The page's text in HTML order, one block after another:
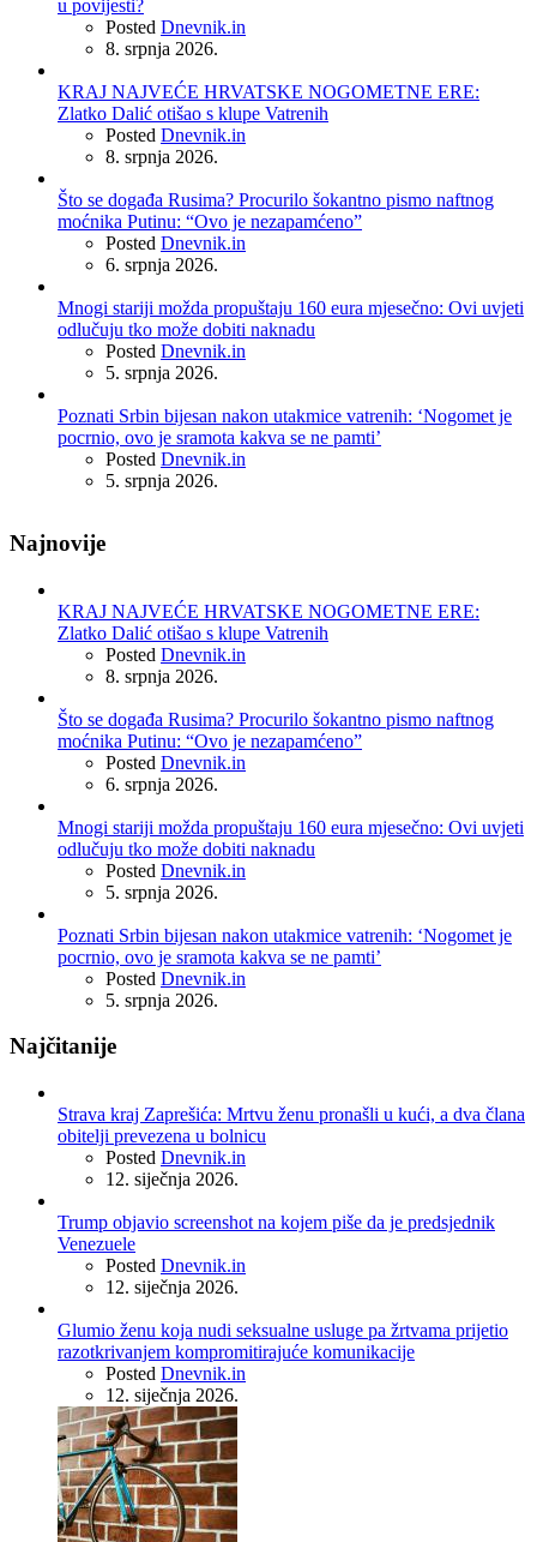
u povijesti?
Posted Dnevnik.in
8. srpnja 2026.
KRAJ NAJVEĆE HRVATSKE NOGOMETNE ERE:
Zlatko Dalić otišao s klupe Vatrenih
Posted Dnevnik.in
8. srpnja 2026.
Što se događa Rusima? Procurilo šokantno pismo naftnog
moćnika Putinu: “Ovo je nezapamćeno”
Posted Dnevnik.in
6. srpnja 2026.
Mnogi stariji možda propuštaju 160 eura mjesečno: Ovi uvjeti
odlučuju tko može dobiti naknadu
Posted Dnevnik.in
5. srpnja 2026.
Poznati Srbin bijesan nakon utakmice vatrenih: ‘Nogomet je
pocrnio, ovo je sramota kakva se ne pamti’
Posted Dnevnik.in
5. srpnja 2026.
Najnovije
KRAJ NAJVEĆE HRVATSKE NOGOMETNE ERE:
Zlatko Dalić otišao s klupe Vatrenih
Posted Dnevnik.in
8. srpnja 2026.
Što se događa Rusima? Procurilo šokantno pismo naftnog
moćnika Putinu: “Ovo je nezapamćeno”
Posted Dnevnik.in
6. srpnja 2026.
Mnogi stariji možda propuštaju 160 eura mjesečno: Ovi uvjeti
odlučuju tko može dobiti naknadu
Posted Dnevnik.in
5. srpnja 2026.
Poznati Srbin bijesan nakon utakmice vatrenih: ‘Nogomet je
pocrnio, ovo je sramota kakva se ne pamti’
Posted Dnevnik.in
5. srpnja 2026.
Najčitanije
Strava kraj Zaprešića: Mrtvu ženu pronašli u kući, a dva člana
obitelji prevezena u bolnicu
Posted Dnevnik.in
12. siječnja 2026.
Trump objavio screenshot na kojem piše da je predsjednik
Venezuele
Posted Dnevnik.in
12. siječnja 2026.
Glumio ženu koja nudi seksualne usluge pa žrtvama prijetio
razotkrivanjem kompromitirajuće komunikacije
Posted Dnevnik.in
12. siječnja 2026.